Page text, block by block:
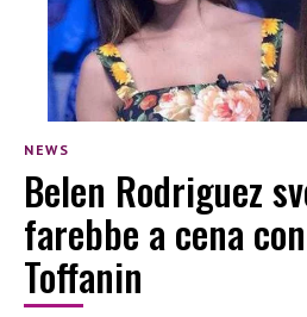
NEWS
Belen Rodriguez
farebbe a cena
Toffanin